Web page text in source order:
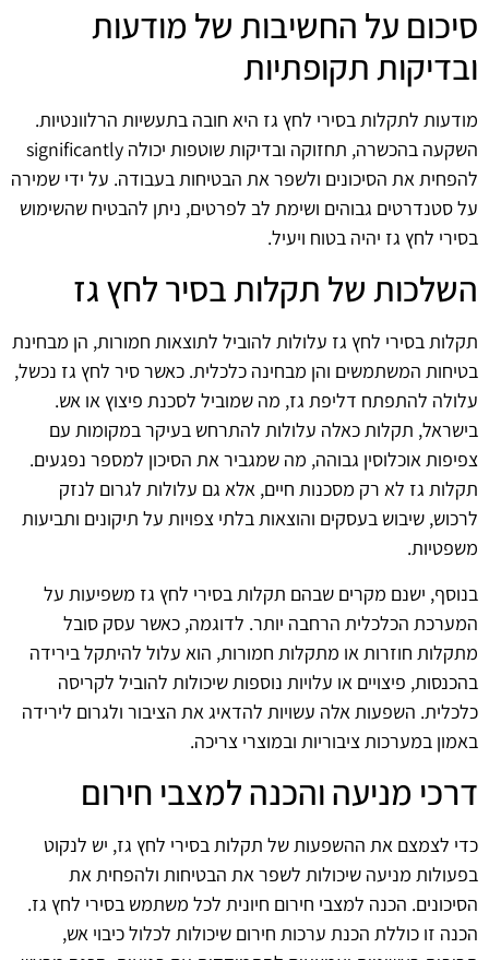
סיכום על החשיבות של מודעות
ובדיקות תקופתיות
מודעות לתקלות בסירי לחץ גז היא חובה בתעשיות הרלוונטיות.
השקעה בהכשרה, תחזוקה ובדיקות שוטפות יכולה significantly
להפחית את הסיכונים ולשפר את הבטיחות בעבודה. על ידי שמירה
על סטנדרטים גבוהים ושימת לב לפרטים, ניתן להבטיח שהשימוש
בסירי לחץ גז יהיה בטוח ויעיל.
השלכות של תקלות בסיר לחץ גז
תקלות בסירי לחץ גז עלולות להוביל לתוצאות חמורות, הן מבחינת
בטיחות המשתמשים והן מבחינה כלכלית. כאשר סיר לחץ גז נכשל,
עלולה להתפתח דליפת גז, מה שמוביל לסכנת פיצוץ או אש.
בישראל, תקלות כאלה עלולות להתרחש בעיקר במקומות עם
צפיפות אוכלוסין גבוהה, מה שמגביר את הסיכון למספר נפגעים.
תקלות גז לא רק מסכנות חיים, אלא גם עלולות לגרום לנזק
לרכוש, שיבוש בעסקים והוצאות בלתי צפויות על תיקונים ותביעות
משפטיות.
בנוסף, ישנם מקרים שבהם תקלות בסירי לחץ גז משפיעות על
המערכת הכלכלית הרחבה יותר. לדוגמה, כאשר עסק סובל
מתקלות חוזרות או מתקלות חמורות, הוא עלול להיתקל בירידה
בהכנסות, פיצויים או עלויות נוספות שיכולות להוביל לקריסה
כלכלית. השפעות אלה עשויות להדאיג את הציבור ולגרום לירידה
באמון במערכות ציבוריות ובמוצרי צריכה.
דרכי מניעה והכנה למצבי חירום
כדי לצמצם את ההשפעות של תקלות בסירי לחץ גז, יש לנקוט
בפעולות מניעה שיכולות לשפר את הבטיחות ולהפחית את
הסיכונים. הכנה למצבי חירום חיונית לכל משתמש בסירי לחץ גז.
הכנה זו כוללת הכנת ערכות חירום שיכולות לכלול כיבוי אש,